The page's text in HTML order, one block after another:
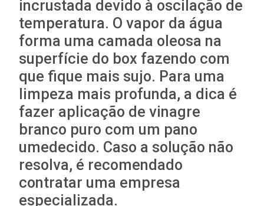
incrustada devido à oscilação de
temperatura. O vapor da água
forma uma camada oleosa na
superfície do box fazendo com
que fique mais sujo. Para uma
limpeza mais profunda, a dica é
fazer aplicação de vinagre
branco puro com um pano
umedecido. Caso a solução não
resolva, é recomendado
contratar uma empresa
especializada.